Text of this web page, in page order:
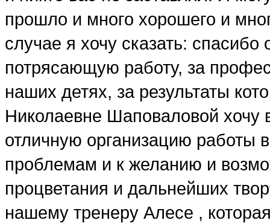
прошло и много хорошего и
случае я хочу сказать:
потрясающую работу, за
наших детях, за результаты
Николаевне Шаповаловой хочу
отличную организацию работы
проблемам и к желанию и
процветания и дальнейших
нашему тренеру Алесе ,